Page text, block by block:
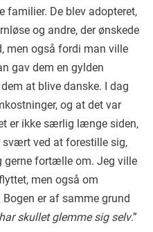
familier. De blev adopteret,
og andre, der ønskede
men også fordi man ville
gav dem en gylden
at blive danske. I dag
og at det var
er ikke særlig længe siden,
svært ved at forestille sig,
gerne fortælle om. Jeg ville
men også om
er af samme grund
skullet glemme sig selv.”